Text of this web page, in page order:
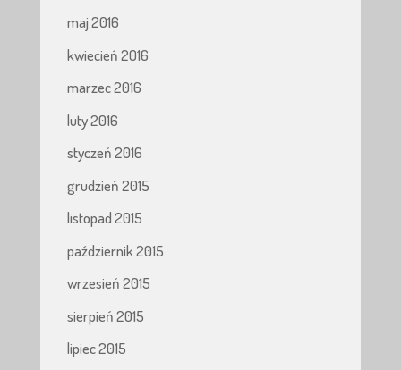
maj 2016
kwiecień 2016
marzec 2016
luty 2016
styczeń 2016
grudzień 2015
listopad 2015
październik 2015
wrzesień 2015
sierpień 2015
lipiec 2015